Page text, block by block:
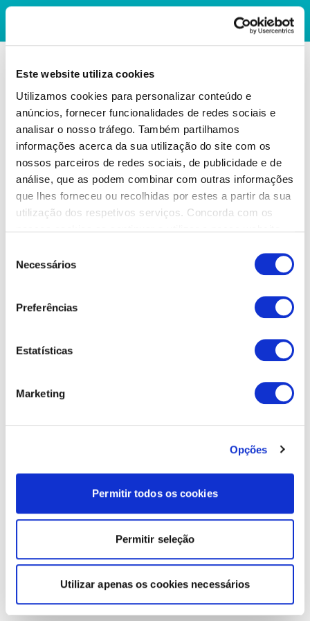
Este website utiliza cookies
Utilizamos cookies para personalizar conteúdo e
anúncios, fornecer funcionalidades de redes sociais e
analisar o nosso tráfego. Também partilhamos
informações acerca da sua utilização do site com os
nossos parceiros de redes sociais, de publicidade e de
análise, que as podem combinar com outras informações
que lhes forneceu ou recolhidas por estes a partir da sua
utilização dos respetivos serviços. Concorda com os
Necessários
Preferências
Estatísticas
Marketing
Opções
Permitir todos os cookies
Permitir seleção
Utilizar apenas os cookies necessários